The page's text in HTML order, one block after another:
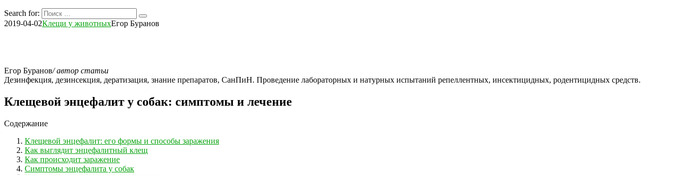
Search for:
2019-04-02Клещи у животныхЕгор Буранов
Егор Буранов/ автор статьи
Дезинфекция, дезинсекция, дератизация, знание препаратов, СанПиН. Проведение лабораторных и натурных испытаний репеллентных, инсектицидных, родентицидных средств.
Клещевой энцефалит у собак: симптомы и лечение
Содержание
Клещевой энцефалит: его формы и способы заражения
Как выглядит энцефалитный клещ
Как происходит заражение
Симптомы энцефалита у собак